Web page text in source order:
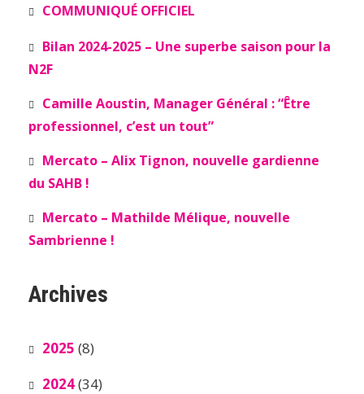
COMMUNIQUÉ OFFICIEL
Bilan 2024-2025 – Une superbe saison pour la
N2F
Camille Aoustin, Manager Général : “Être
professionnel, c’est un tout”
Mercato – Alix Tignon, nouvelle gardienne
du SAHB !
Mercato – Mathilde Mélique, nouvelle
Sambrienne !
Archives
2025 (8)
2024(34)